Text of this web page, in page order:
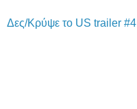
Δες/Κρύψε το US trailer #4